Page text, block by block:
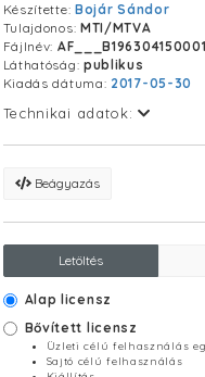
Készítette: Bojár Sándor
Tulajdonos: MTI/MTVA
Fájlnév: AF___B196304150001
Láthatóság: publikus
Kiadás dátuma: 2017-05-30
Technikai adatok:
Beágyazás
Letöltés
Alap licensz
Bővített licensz
Üzleti célú felhasználás
Sajtó célú felhasználás